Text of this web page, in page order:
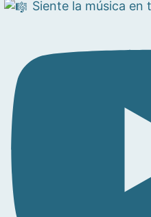
Siente la música en